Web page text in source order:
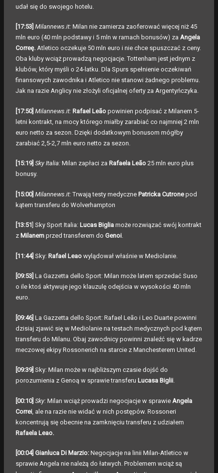
udał się do swojego hotelu.
[17:53] Milannews.it: Milan nie zamierza zaoferować więcej niż 45
mln euro (40 mln podstawy i 5 mln w ramach bonusów) za Angela
Correę. Atletico oczekuje 50 mln euro i nie chce spuszczać z ceny.
Oba kluby wciąż prowadzą negocjacje. Tottenham jest jednym z
klubów, który myśli o 24-latku. Dla Spurs spełnienie oczekiwań
finansowych zawodnika i Atletico nie stanowi żadnego problemu.
Jak na razie Anglicy nie złożyli oficjalnej oferty za Argentyńczyka.
[17:50] Milannews.it: Rafael Leão powinien podpisać z Milanem 5-
letni kontrakt, na mocy którego miałby zarabiać co najmniej 2 mln
euro netto za sezon. Dzięki dodatkowym bonusom mógłby
zarabiać 2,5-2,7 mln euro netto za sezon.
[15:19] Sky Italia: Milan zapłaci za Rafaela Leão 25 mln euro plus
bonusy.
[15:00] Milannews.it:Trwają testy medyczne Patricka Cutronepod
kątem transferu do Wolverhampton
[13:51 ] Sky Sport Italia: Lucas Biglia może rozwiązać swój kontrakt
z Milanem przed transferem do Genoi.
[11:44] Sky: Rafael Leao wylądował właśnie w Mediolanie.
[09:53] La Gazzetta dello Sport: Milan może latem sprzedać Suso
o ile ktoś aktywuje jego klauzulę odejścia w wysokości 40 mln
euro.
[09:46] La Gazzetta dello Sport: Rafael Leão i Leo Duarte powinni
dzisiaj zjawić się w Mediolanie na testach medycznych pod kątem
transferu do Milanu. Obaj zawodnicy powinni znaleźć się w kadrze
meczowej ekipy Rossonerich na starcie z Manchesterem United.
[09:39] Sky: Milan może w najbliższym czasie dojść do
porozumienia z Genoą w sprawie transferu Lucasa Biglii.
[00:10] Sky: Milan wciąż prowadzi negocjacje w sprawie Angela
Correi , ale na razie nie widać w nich postępów. Rossoneri
koncentrują się obecnie na zamknięciu transferu z udziałem
Rafaela Leao.
[00:04] Gianluca Di Marzio: Negocjacje na linii Milan-Atletico w
sprawie Angela nie należą do łatwych. Problemem wciąż są